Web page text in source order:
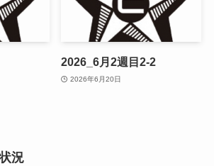
2026_6月2週目2-2
2026年6月20日
況